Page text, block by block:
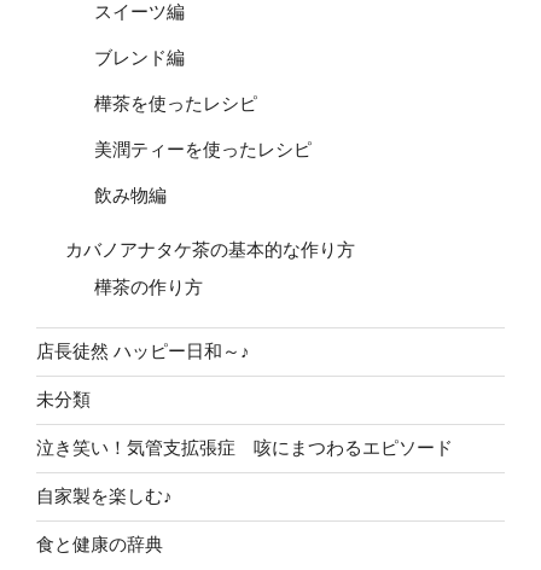
スイーツ編
ブレンド編
樺茶を使ったレシピ
美潤ティーを使ったレシピ
飲み物編
カバノアナタケ茶の基本的な作り方
樺茶の作り方
店長徒然 ハッピー日和～♪
未分類
泣き笑い！気管支拡張症 咳にまつわるエピソード
自家製を楽しむ♪
食と健康の辞典